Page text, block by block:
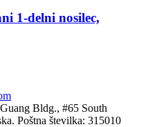
1-delni nosilec,
Bldg., #65 South
Poštna številka: 315010